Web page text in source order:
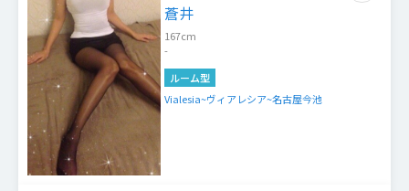
蒼井
167cm
-
ルーム型
Vialesia~ヴィアレシア~名古屋今池